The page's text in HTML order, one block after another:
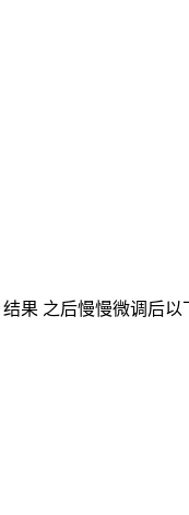
果 之后慢慢微调后